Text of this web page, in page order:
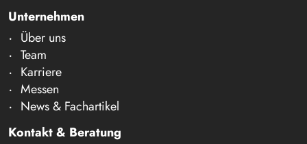
Unternehmen
Über uns
Team
Karriere
Messen
News & Fachartikel
Kontakt & Beratung